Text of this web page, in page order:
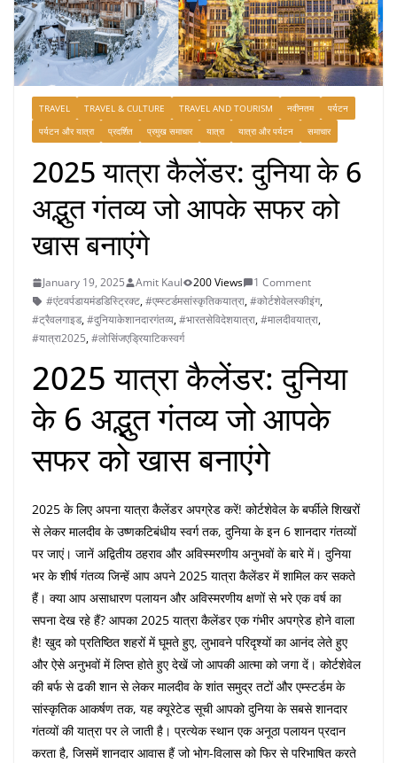
TRAVEL TRAVEL & CULTURE TRAVEL AND TOURISM नवीनतम
पर्यटन
पर्यटन और यात्रा
प्रदर्शित प्रमुख समाचार यात्रा यात्रा और पर्यटन समाचार
2025 यात्रा कैलेंडर: दुनिया के 6
अद्भुत गंतव्य जो आपके सफर को
खास बनाएंगे
January 19, 2025 Amit Kaul 200 Views
1 Comment
#एंटवर्पडायमंडडिस्ट्रिक्ट,#एम्स्टर्डमसांस्कृतिकयात्रा,#कोर्टशेवेलस्कीइंग,
#ट्रैवलगाइड,#दुनियाकेशानदारगंतव्य,#भारतसेविदेशयात्रा,#मालदीवयात्रा,
#यात्रा2025,#लोसिंजएड्रियाटिकस्वर्ग
2025 यात्रा कैलेंडर: दुनिया
के 6 अद्भुत गंतव्य जो आपके
सफर को खास बनाएंगे
2025 के लिए अपना यात्रा कैलेंडर अपग्रेड करें! कोर्टशेवेल के बर्फीले शिखरों
से लेकर मालदीव के उष्णकटिबंधीय स्वर्ग तक, दुनिया के इन 6 शानदार गंतव्यों
पर जाएं। जानें अद्वितीय ठहराव और अविस्मरणीय अनुभवों के बारे में। दुनिया
भर के शीर्ष गंतव्य जिन्हें आप अपने 2025 यात्रा कैलेंडर में शामिल कर सकते
हैं। क्या आप असाधारण पलायन और अविस्मरणीय क्षणों से भरे एक वर्ष का
सपना देख रहे हैं? आपका 2025 यात्रा कैलेंडर एक गंभीर अपग्रेड होने वाला
है! खुद को प्रतिष्ठित शहरों में घूमते हुए, लुभावने परिदृश्यों का आनंद लेते हुए
और ऐसे अनुभवों में लिप्त होते हुए देखें जो आपकी आत्मा को जगा दें। कोर्टशेवेल
की बर्फ से ढकी शान से लेकर मालदीव के शांत समुद्र तटों और एम्स्टर्डम के
सांस्कृतिक आकर्षण तक, यह क्यूरेटेड सूची आपको दुनिया के सबसे शानदार
गंतव्यों की यात्रा पर ले जाती है। प्रत्येक स्थान एक अनूठा पलायन प्रदान
करता है, जिसमें शानदार आवास हैं जो भोग-विलास को फिर से परिभाषित करते